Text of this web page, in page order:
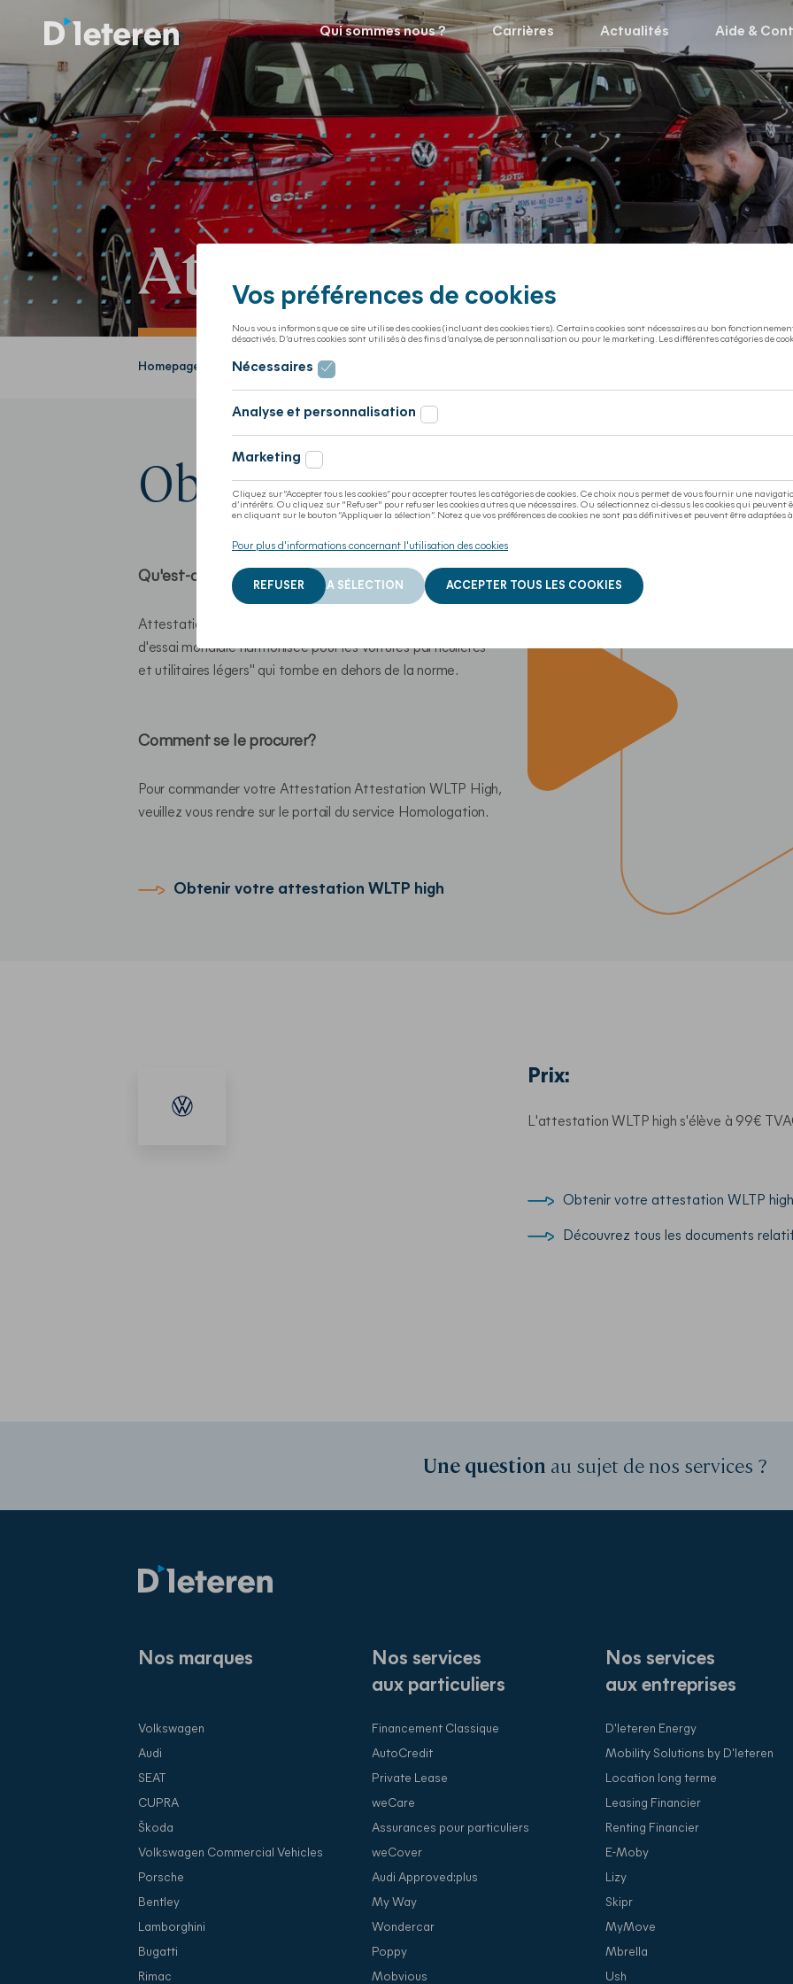
Qui sommes nous ? Carrières Actualités Aide &
Attestation WLTP
Homepage Homologation Taux WLTP
Obtenir votre attestation
Qu'est-ce que c'est?
Attestation reprenant la Valeur Haute de la "Procédure
d'essai mondiale harmonisée pour les voitures particulières
et utilitaires légers" qui tombe en dehors de la norme.
Comment se le procurer?
Pour commander votre Attestation Attestation WLTP High,
veuillez vous rendre sur le portail du service Homologation.
Obtenir votre attestation WLTP high
Prix:
L'attestation WLTP high s'élève à 99€
Obtenir votre attestation WLTP high
Découvrez tous les documents
Une question au sujet de nos services ?
Nos marques
Volkswagen
Audi
SEAT
CUPRA
Škoda
Volkswagen Commercial Vehicles
Porsche
Bentley
Lamborghini
Bugatti
Rimac
Nos services
aux particuliers
Financement Classique
AutoCredit
Private Lease
weCare
Assurances pour particuliers
weCover
Audi Approved:plus
My Way
Wondercar
Poppy
Mobvious
Nos services
aux entreprises
D'Ieteren Energy
Mobility Solutions by D'Ieteren
Location long terme
Leasing Financier
Renting Financier
E-Moby
Lizy
Skipr
MyMove
Mbrella
Ush